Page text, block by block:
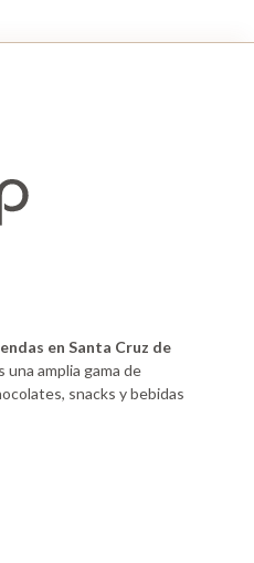
en Santa Cruz de
amplia gama de
snacks y bebidas